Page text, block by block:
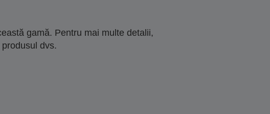
gamă. Pentru mai multe detalii,
dvs.